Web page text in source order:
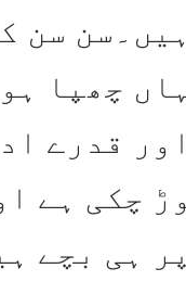
سن
چھپا
قدرے
چکی ہے
ہی بچے